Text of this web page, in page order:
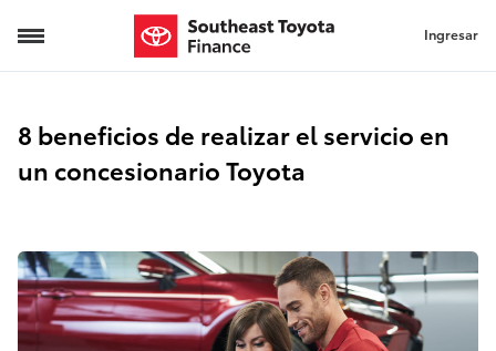
Ingresar
8 beneficios de realizar el servicio en
un concesionario Toyota